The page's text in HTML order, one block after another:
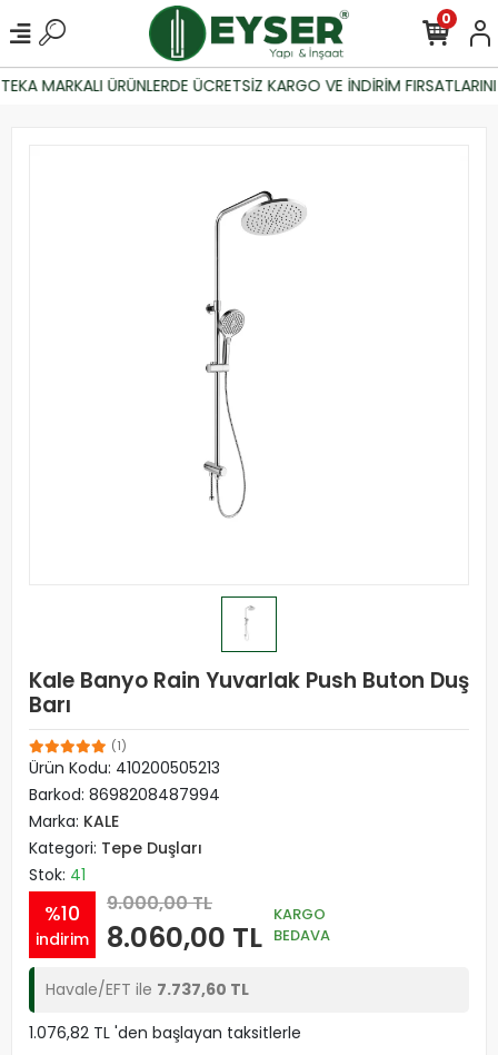
MARKALI ÜRÜNLERDE ÜCRETSİZ KARGO VE İNDİRİM
0
Kale Banyo Rain Yuvarlak Push Buton Duş
Barı
(1)
Ürün Kodu: 410200505213
Barkod: 8698208487994
Marka: KALE
Kategori: Tepe Duşları
Stok: 41
%10
indirim
9.000,00 TL
8.060,00 TL
KARGO
BEDAVA
Havale/EFT ile 7.737,60 TL
1.076,82 TL 'den başlayan taksitlerle